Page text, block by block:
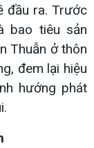
đầu ra. Trước
bao tiêu sản
Thuẫn ở thôn
đem lại hiệu
hướng phát